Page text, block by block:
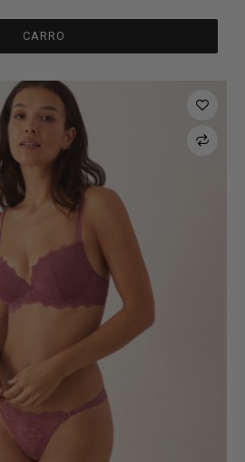
CARRO